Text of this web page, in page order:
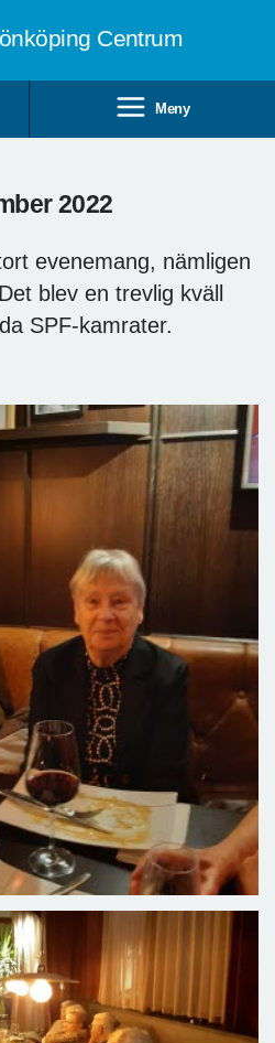
Centrum
Meny
2022
evenemang, nämligen
blev en trevlig kväll
SPF-kamrater.